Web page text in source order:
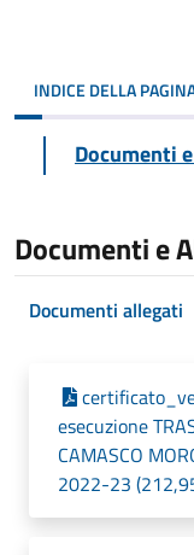
INDICE DELLA
Documenti
Documenti e
Documenti allegati
esecuzione
CAMASCO
2022-23